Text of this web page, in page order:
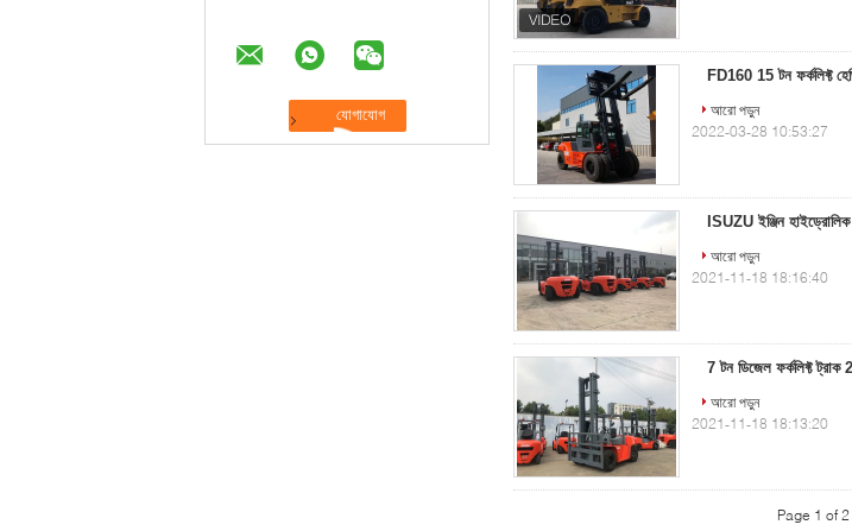
FD160 15 টন ফর্কলিফ্ট
আরো পড়ুন
2022-03-28 10:53:27
ISUZU ইঞ্জিন হাইড্রোলিক
আরো পড়ুন
2021-11-18 18:16:40
7 টন ডিজেল ফর্কলিফ্ট
আরো পড়ুন
2021-11-18 18:13:20
Page 1 of 2